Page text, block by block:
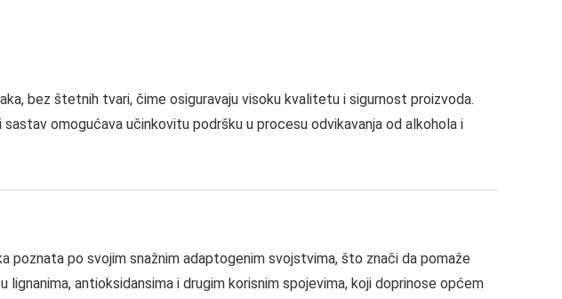
bez štetnih tvari, čime osiguravaju visoku kvalitetu i sigurnost proizvoda.
omogućava učinkovitu podršku u procesu odvikavanja od alkohola i
poznata po svojim snažnim adaptogenim svojstvima, što znači da pomaže
antioksidansima i drugim korisnim spojevima, koji doprinose općem